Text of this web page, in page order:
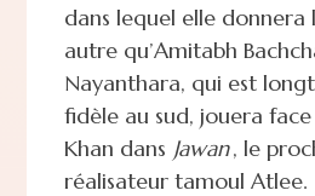
dans lequel elle donnera
autre qu’Amitabh
Nayanthara, qui est
fidèle au sud, jouera face
Khan dans Jawan, le
réalisateur tamoul Atlee.